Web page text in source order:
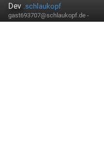
Dev .schlaukopf
gast693707@schlaukopf.de -